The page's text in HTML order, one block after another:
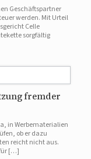
Geschäftspartner
werden. Mit Urteil
Celle
sorgfältig
fremder
in Werbematerialien
ob er dazu
reicht nicht aus.
[…]